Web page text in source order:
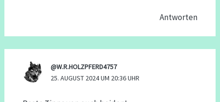
Antworten
@W.R.HOLZPFERD4757
25. AUGUST 2024 UM 20:36 UHR